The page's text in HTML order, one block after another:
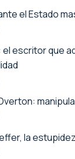
el Estado
escritor que
la